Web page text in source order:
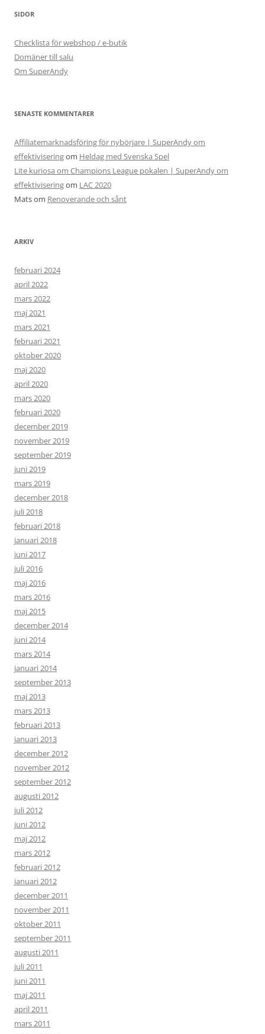
SIDOR
Checklista för webshop / e-butik
Domäner till salu
Om SuperAndy
SENASTE KOMMENTARER
Affiliatemarknadsföring för nybörjare | SuperAndy om
effektiviseringom Heldag med Svenska Spel
Lite kuriosa om Champions League pokalen | SuperAndy om
effektiviseringom LAC 2020
Matsom Renoverande och sånt
ARKIV
februari 2024
april 2022
mars 2022
maj 2021
mars 2021
februari 2021
oktober 2020
maj 2020
april 2020
mars 2020
februari 2020
december 2019
november 2019
september 2019
juni 2019
mars 2019
december 2018
juli 2018
februari 2018
januari 2018
juni 2017
juli 2016
maj 2016
mars 2016
maj 2015
december 2014
juni 2014
mars 2014
januari 2014
september 2013
maj 2013
mars 2013
februari 2013
januari 2013
december 2012
november 2012
september 2012
augusti 2012
juli 2012
juni 2012
maj 2012
mars 2012
februari 2012
januari 2012
december 2011
november 2011
oktober 2011
september 2011
augusti 2011
juli 2011
juni 2011
maj 2011
april 2011
mars 2011